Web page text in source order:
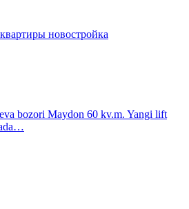
новостройка
bozori Maydon 60 kv.m. Yangi lift